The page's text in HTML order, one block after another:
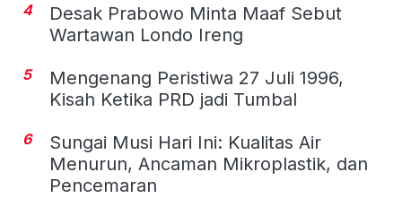
4
Desak Prabowo Minta Maaf Sebut
Wartawan Londo Ireng
5
Mengenang Peristiwa 27 Juli 1996,
Kisah Ketika PRD jadi Tumbal
6
Sungai Musi Hari Ini: Kualitas Air
Menurun, Ancaman Mikroplastik, dan
Pencemaran